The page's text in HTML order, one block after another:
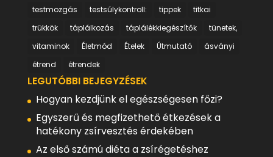
testmozgás
testsúlykontroll: tippek
titkai
trükkök
táplálkozás táplálékkiegészítők
tünetek,
vitaminok
Életmód Ételek Útmutató
ásványi
étrend
étrendek
LEGUTÓBBI BEJEGYZÉSEK
Hogyan kezdjünk el egészségesen főzi?
Egyszerű és megfizethető étkezések a
hatékony zsírvesztés érdekében
Az első számú diéta a zsírégetéshez